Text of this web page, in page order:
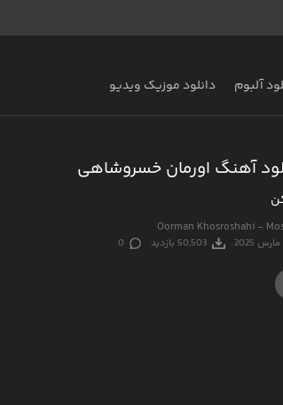
آلبوم دانلود موزیک ویدیو
آهنگ اورمان خسروشاهی
Oorman Khosroshahi -
50,503 بازدید 0